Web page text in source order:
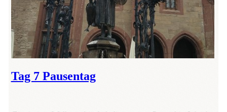
Tag 7 Pausentag